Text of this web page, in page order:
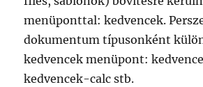
menüponttal: kedvencek.
dokumentum típusonként
kedvencek menüpont:
kedvencek-calc stb.